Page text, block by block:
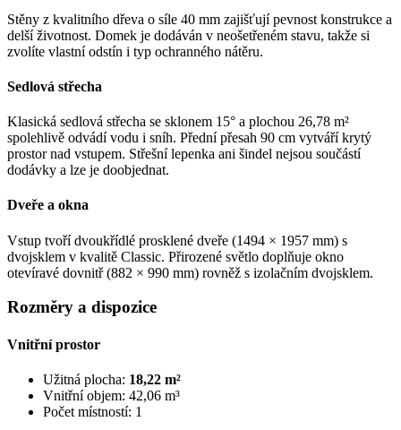
Stěny z kvalitního dřeva o síle 40 mm zajišťují pevnost konstrukce a
delší životnost. Domek je dodáván v neošetřeném stavu, takže si
zvolíte vlastní odstín i typ ochranného nátěru.
Sedlová střecha
Klasická sedlová střecha se sklonem 15° a plochou 26,78 m²
spolehlivě odvádí vodu i sníh. Přední přesah 90 cm vytváří krytý
prostor nad vstupem. Střešní lepenka ani šindel nejsou součástí
dodávky a lze je doobjednat.
Dveře a okna
Vstup tvoří dvoukřídlé prosklené dveře (1494 × 1957 mm) s
dvojsklem v kvalitě Classic. Přirozené světlo doplňuje okno
otevíravé dovnitř (882 × 990 mm) rovněž s izolačním dvojsklem.
Rozměry a dispozice
Vnitřní prostor
Užitná plocha: 18,22 m²
Vnitřní objem: 42,06 m³
Počet místností: 1